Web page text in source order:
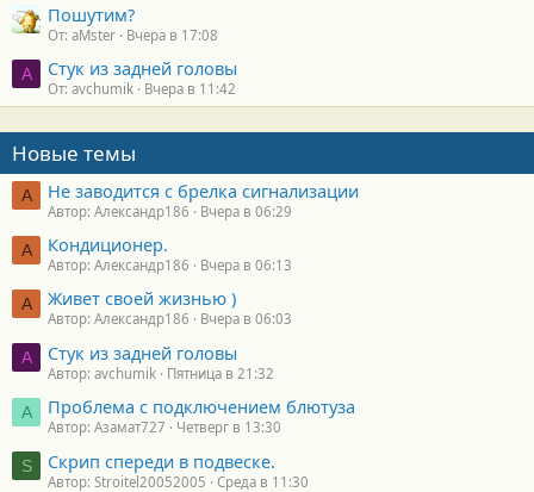
Пошутим?
От: aMster Вчера в 17:08
A Стук из задней головы
От: avchumik Вчера в 11:42
Новые темы
А Не заводится с брелка сигнализации
Автор: Александр186 Вчера в 06:29
А Кондиционер.
Автор: Александр186 Вчера в 06:13
А Живет своей жизнью )
Автор: Александр186 Вчера в 06:03
A Стук из задней головы
Автор: avchumik Пятница в 21:32
А Проблема с подключением блютуза
Автор: Азамат727 Четверг в 13:30
S Скрип спереди в подвеске.
Автор: Stroitel20052005 Среда в 11:30